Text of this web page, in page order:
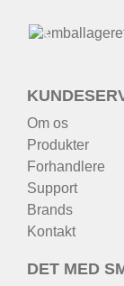
Om os
Produkter
Forhandlere
Support
Brands
Kontakt
DET MED